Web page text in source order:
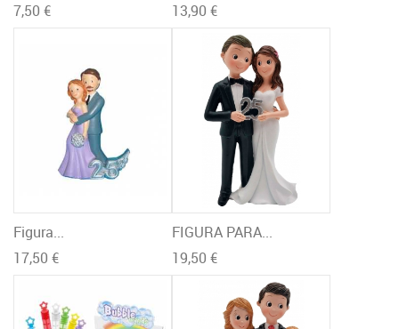
7,50 €
13,90 €
Figura...
17,50 €
FIGURA PARA...
19,50 €